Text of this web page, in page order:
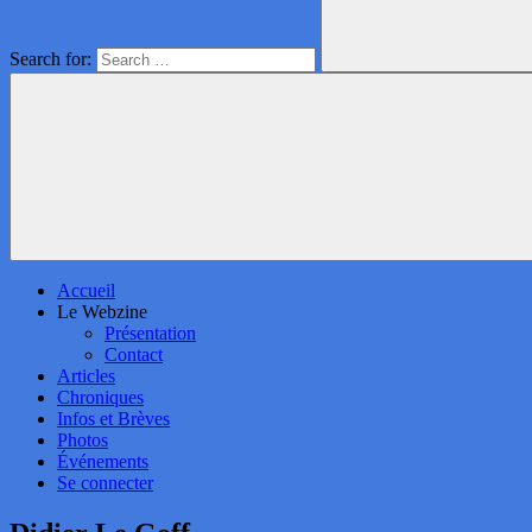
Search for:
Accueil
Le Webzine
Présentation
Contact
Articles
Chroniques
Infos et Brèves
Photos
Événements
Se connecter